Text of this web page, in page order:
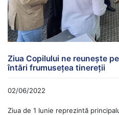
Ziua Copilului ne reunește
întări frumusețea tinereții
02/06/2022
Ziua de 1 Iunie reprezintă